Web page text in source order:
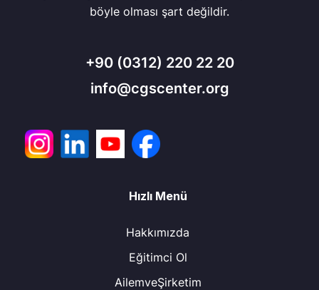
böyle olması şart değildir.
+90 (0312) 220 22 20
info@cgscenter.org
Hızlı Menü
Hakkımızda
Eğitimci Ol
AilemveŞirketim